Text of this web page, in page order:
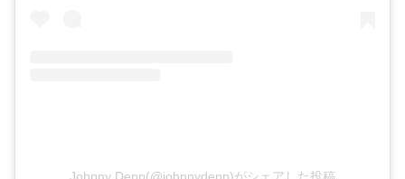
Johnny Depp(@johnnydepp)がシェアした投稿